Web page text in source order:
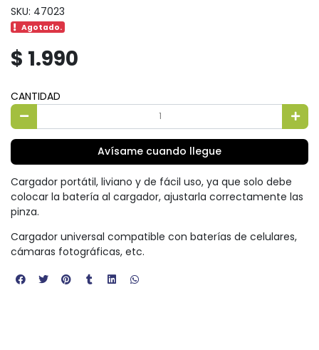
SKU: 47023
Agotado.
$ 1.990
CANTIDAD
Avísame cuando llegue
Cargador portátil, liviano y de fácil uso, ya que solo debe
colocar la batería al cargador, ajustarla correctamente las
pinza.
Cargador universal compatible con baterías de celulares,
cámaras fotográficas, etc.